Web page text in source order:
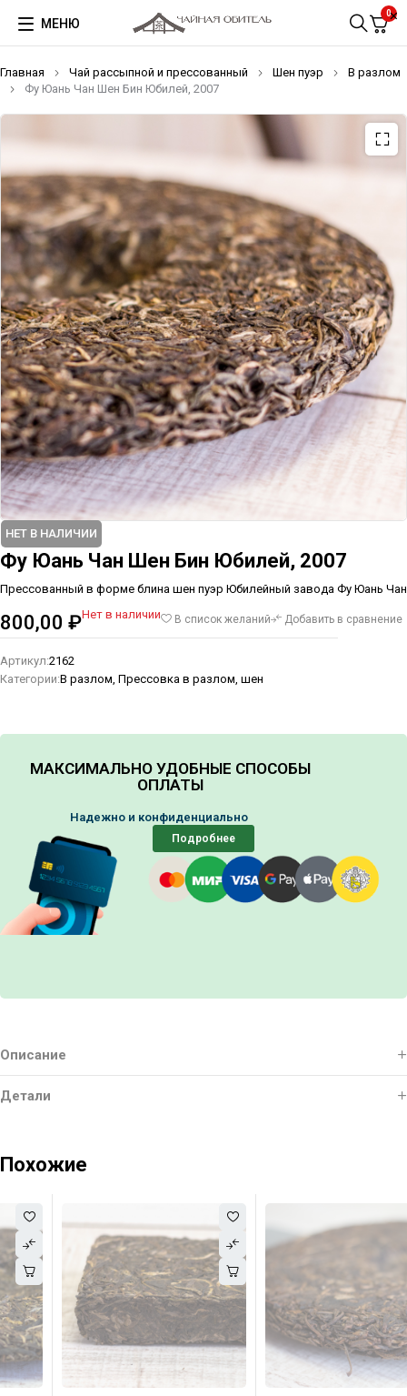
МЕНЮ
0
Главная Чай рассыпной и прессованный Шен пуэр
В разлом
Фу Юань Чан Шен Бин Юбилей, 2007
НЕТ В НАЛИЧИИ
Фу Юань Чан Шен Бин Юбилей, 2007
Прессованный в форме блина шен пуэр Юбилейный завода Фу Юань Чан
800,00 ₽Нет в наличии В список желаний Добавить в сравнение
Артикул:2162
Категории:В разлом, Прессовка в разлом, шен
МАКСИМАЛЬНО УДОБНЫЕ СПОСОБЫ
ОПЛАТЫ
Надежно и конфиденциально
Подробнее
Описание
Детали
Похожие